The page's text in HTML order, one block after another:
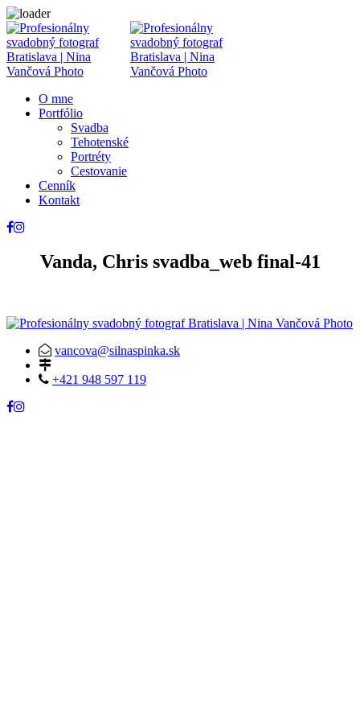
O mne
Portfólio
Svadba
Tehotenské
Portréty
Cestovanie
Cenník
Kontakt
Vanda, Chris svadba_web final-41
vancova@silnaspinka.sk
+421 948 597 119